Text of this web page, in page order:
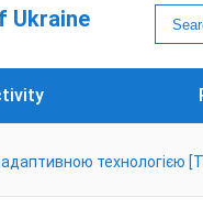
Ukraine
технологією